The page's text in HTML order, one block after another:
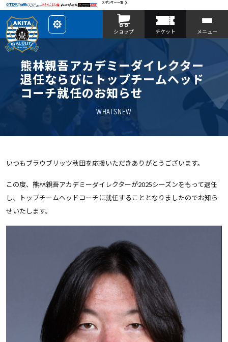
スポンサー一覧
レ
イ
ア
を
カ
ス
タ
マ
イ
ズ
ショップ チケット メニュー
熊林親吾アカデミーダイレクター
退任ならびにトップチームヘッド
コーチ就任のお知らせ
WHATSNEW
いつもブラウブリッツ秋田を応援いただきありがとうございます。
この度、熊林親吾アカデミーダイレクターが2025シーズンをもって退任
し、トップチームヘッドコーチに就任することとなりましたのでお知ら
せいたします。